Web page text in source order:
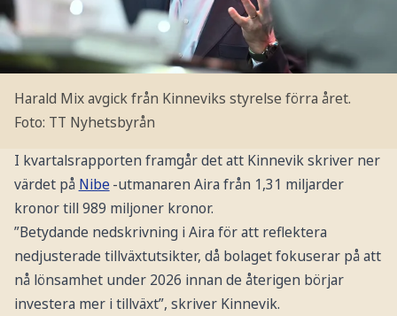
Harald Mix avgick från Kinneviks styrelse förra året.
Foto: TT Nyhetsbyrån
I kvartalsrapporten framgår det att Kinnevik skriver ner
värdet på Nibe -utmanaren Aira från 1,31 miljarder
kronor till 989 miljoner kronor.
”Betydande nedskrivning i Aira för att reflektera
nedjusterade tillväxtutsikter, då bolaget fokuserar på att
nå lönsamhet under 2026 innan de återigen börjar
investera mer i tillväxt”, skriver Kinnevik.